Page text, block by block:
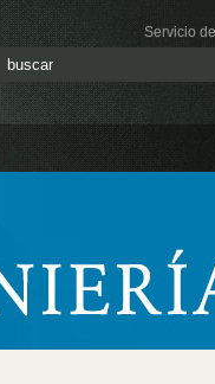
Servicio